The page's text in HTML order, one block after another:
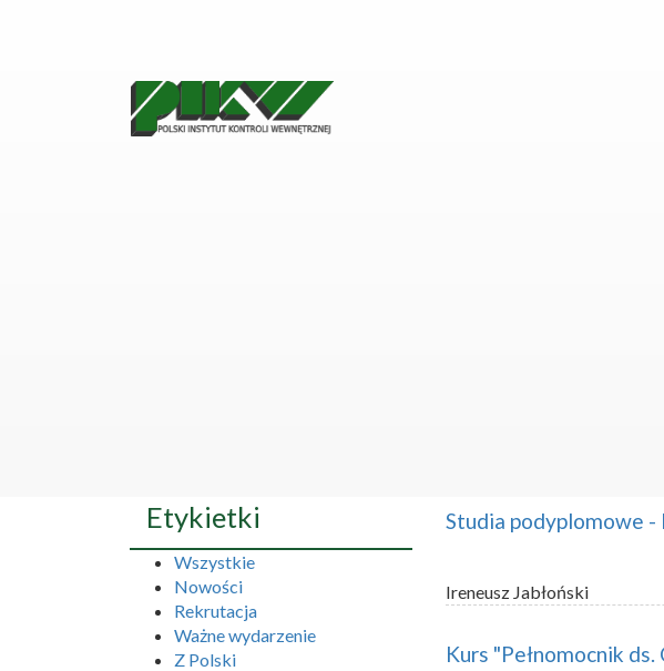
Studia podyplomowe
Ireneusz Jabłoński
Kurs "Pełnomocnik
Etykietki
Wszystkie
Nowości
Rekrutacja
Ważne wydarzenie
Z Polski